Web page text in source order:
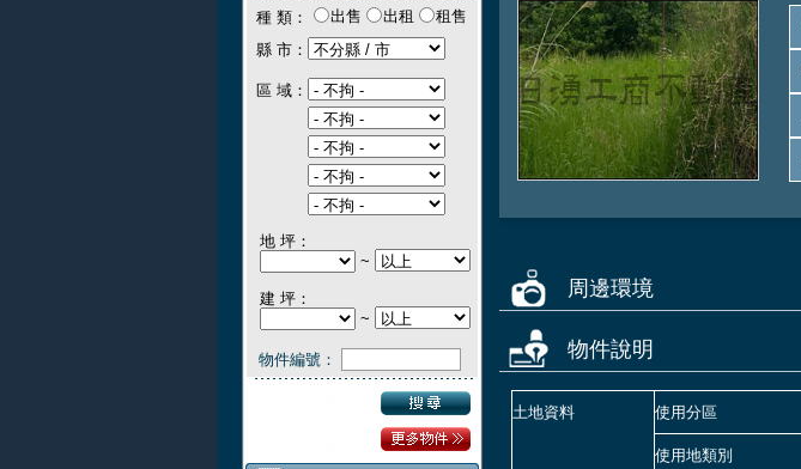
種 類： 出售 出租
租售
縣 市：
區 域：
地 坪：
~
建 坪：
~
物件編號：
周邊環境
物件說明
土地資料 使用分區
使用地類別